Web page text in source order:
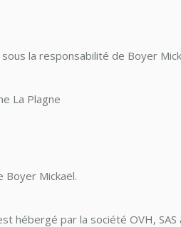
la responsabilité de Boyer
La Plagne
Boyer Mickaël.
hébergé par la société OVH, SAS